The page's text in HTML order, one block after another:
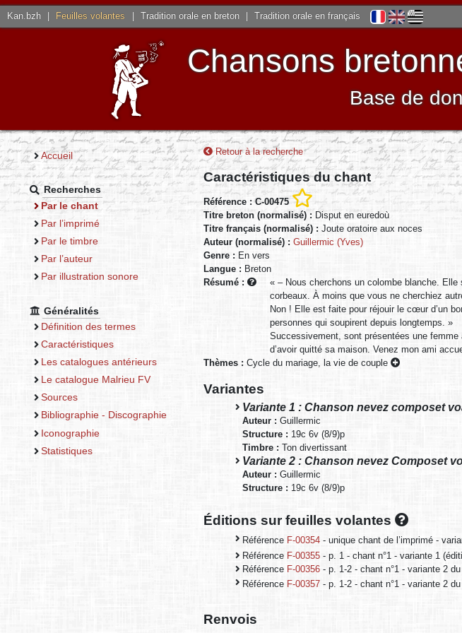
Kan.bzh Feuilles volantes Tradition orale en breton Tradition orale en français
Chansons
Base de
Accueil
Recherches
Par le chant
Par l’imprimé
Par le timbre
Par l’auteur
Par illustration sonore
Généralités
Définition des termes
Caractéristiques
Les catalogues antérieurs
Le catalogue Malrieu FV
Sources
Bibliographie - Discographie
Iconographie
Statistiques
Retour à la recherche
Caractéristiques du chant
Référence : C-00475
Titre breton (normalisé) : Disput en euredoù
Titre français (normalisé) : Joute oratoire aux noces
Auteur (normalisé) : Guillermic (Yves)
Genre : En vers
Langue : Breton
Résumé :
« – Nous cherchons un colombe blanche.
corbeaux. À moins que vous ne cherchiez
Non ! Elle est faite pour réjouir le cœur d’un
personnes qui soupirent depuis longtemps. »
Successivement, sont présentées une femme
d’avoir quitté sa maison. Venez mon ami
Thèmes : Cycle du mariage, la vie de couple
Variantes
Variante 1 : Chanson nevez composet
Auteur :Guillermic
Structure : 19c 6v (8/9)p
Timbre :Ton divertissant
Variante 2 : Chanson nevez Composet
Auteur :Guillermic
Structure : 19c 6v (8/9)p
Éditions sur feuilles volantes
Référence F-00354 - unique chant de l’imprimé -
Référence F-00355 - p. 1 - chant n°1 - variante 1
Référence F-00356 - p. 1-2 - chant n°1 - variante 2
Référence F-00357 - p. 1-2 - chant n°1 - variante 2
Renvois